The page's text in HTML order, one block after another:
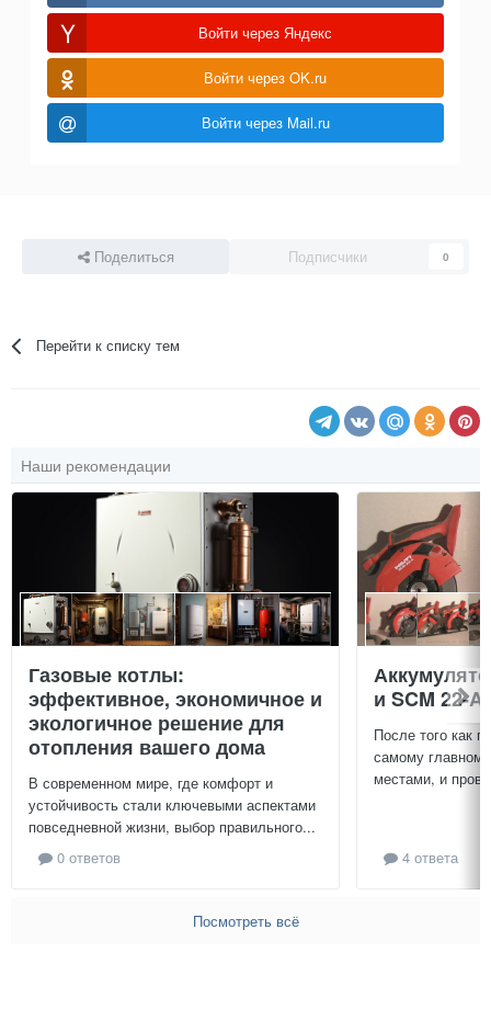
Войти через Яндекс
Войти через OK.ru
Войти через Mail.ru
Поделиться Подписчики 0
Перейти к списку тем
Наши рекомендации
Газовые котлы:
эффективное, экономичное и
экологичное решение для
отопления вашего дома
В современном мире, где комфорт и
устойчивость стали ключевыми аспектами
повседневной жизни, выбор правильного...
0 ответов
и SCM 22-A
После того как
самому
местами, и
4 ответа
Посмотреть всё